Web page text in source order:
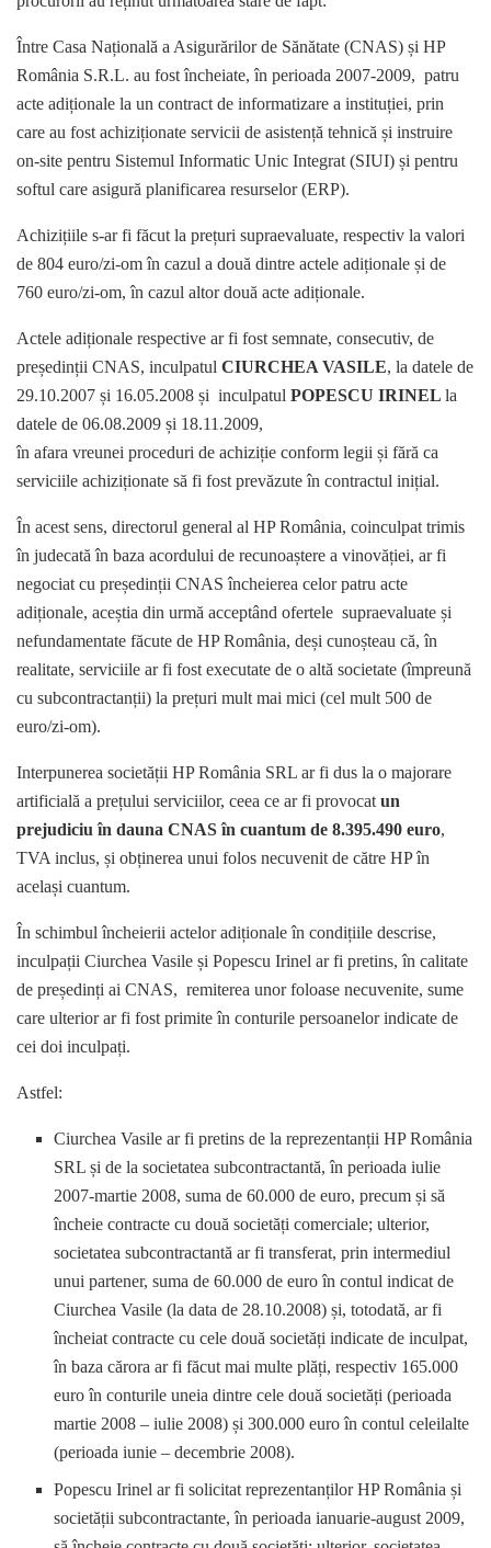
Între Casa Națională a Asigurărilor de Sănătate (CNAS) și HP
România S.R.L. au fost încheiate, în perioada 2007-2009, patru
acte adiționale la un contract de informatizare a instituției, prin
care au fost achiziționate servicii de asistență tehnică și instruire
on-site pentru Sistemul Informatic Unic Integrat (SIUI) și pentru
softul care asigură planificarea resurselor (ERP).
Achizițiile s-ar fi făcut la prețuri supraevaluate, respectiv la valori
de 804 euro/zi-om în cazul a două dintre actele adiționale și de
760 euro/zi-om, în cazul altor două acte adiționale.
Actele adiționale respective ar fi fost semnate, consecutiv, de
președinții CNAS, inculpatul CIURCHEA VASILE, la datele de
29.10.2007 și 16.05.2008 și inculpatul POPESCU IRINEL la
datele de 06.08.2009 și 18.11.2009,
în afara vreunei proceduri de achiziție conform legii și fără ca
serviciile achiziționate să fi fost prevăzute în contractul inițial.
În acest sens, directorul general al HP România, coinculpat trimis
în judecată în baza acordului de recunoaștere a vinovăției, ar fi
negociat cu președinții CNAS încheierea celor patru acte
adiționale, aceștia din urmă acceptând ofertele supraevaluate și
nefundamentate făcute de HP România, deși cunoșteau că, în
realitate, serviciile ar fi fost executate de o altă societate (împreună
cu subcontractanții) la prețuri mult mai mici (cel mult 500 de
euro/zi-om).
Interpunerea societății HP România SRL ar fi dus la o majorare
artificială a prețului serviciilor, ceea ce ar fi provocat un
prejudiciu în dauna CNAS în cuantum de 8.395.490 euro,
TVA inclus, și obținerea unui folos necuvenit de către HP în
același cuantum.
În schimbul încheierii actelor adiționale în condițiile descrise,
inculpații Ciurchea Vasile și Popescu Irinel ar fi pretins, în calitate
de președinți ai CNAS, remiterea unor foloase necuvenite, sume
care ulterior ar fi fost primite în conturile persoanelor indicate de
cei doi inculpați.
Astfel:
Ciurchea Vasile ar fi pretins de la reprezentanții HP România
SRL și de la societatea subcontractantă, în perioada iulie
2007-martie 2008, suma de 60.000 de euro, precum și să
încheie contracte cu două societăți comerciale; ulterior,
societatea subcontractantă ar fi transferat, prin intermediul
unui partener, suma de 60.000 de euro în contul indicat de
Ciurchea Vasile (la data de 28.10.2008) și, totodată, ar fi
încheiat contracte cu cele două societăți indicate de inculpat,
în baza cărora ar fi făcut mai multe plăți, respectiv 165.000
euro în conturile uneia dintre cele două societăți (perioada
martie 2008 – iulie 2008) și 300.000 euro în contul celeilalte
(perioada iunie – decembrie 2008).
Popescu Irinel ar fi solicitat reprezentanților HP România și
societății subcontractante, în perioada ianuarie-august 2009,